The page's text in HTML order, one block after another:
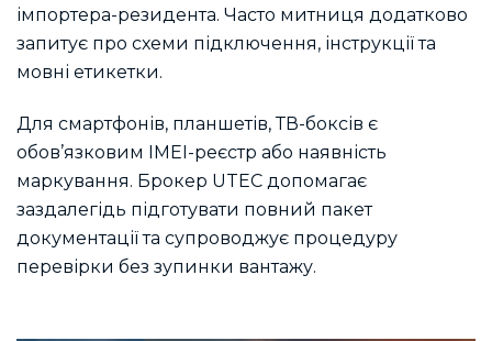
імпортера-резидента. Часто митниця додатково
запитує про схеми підключення, інструкції та
мовні етикетки.
Для смартфонів, планшетів, ТВ-боксів є
обов’язковим IMEI-реєстр або наявність
маркування. Брокер UTEC допомагає
заздалегідь підготувати повний пакет
документації та супроводжує процедуру
перевірки без зупинки вантажу.